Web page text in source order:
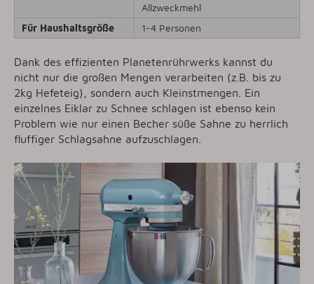
Allzweckmehl
Für Haushaltsgröße
1-4 Personen
Dank des effizienten Planetenrührwerks kannst du
nicht nur die großen Mengen verarbeiten (z.B. bis zu
2kg Hefeteig), sondern auch Kleinstmengen. Ein
einzelnes Eiklar zu Schnee schlagen ist ebenso kein
Problem wie nur einen Becher süße Sahne zu herrlich
fluffiger Schlagsahne aufzuschlagen.